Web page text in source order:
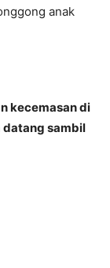
anak
kecemasan di
sambil